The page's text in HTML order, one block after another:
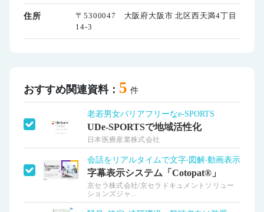
住所
〒5300047 大阪府大阪市 北区西天満4丁目
14-3
おすすめ関連資料： 5 件
老若男女バリアフリーなe-SPORTS
UDe-SPORTSで地域活性化
日本医療産業株式会社
会話をリアルタイムで文字‧図解‧動画表示
字幕表示システム「Cotopat®」
京セラ株式会社/京セラドキュメントソリュー
ションズジャ...